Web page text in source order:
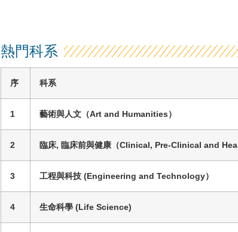
熱門科系
序 科系
1 藝術與人文 （Art and Humanities）
2 臨床, 臨床前與健康 （Clinical, Pre-Clinical and
3 工程與科技 (Engineering and Technology）
4 生命科學 (Life Science)